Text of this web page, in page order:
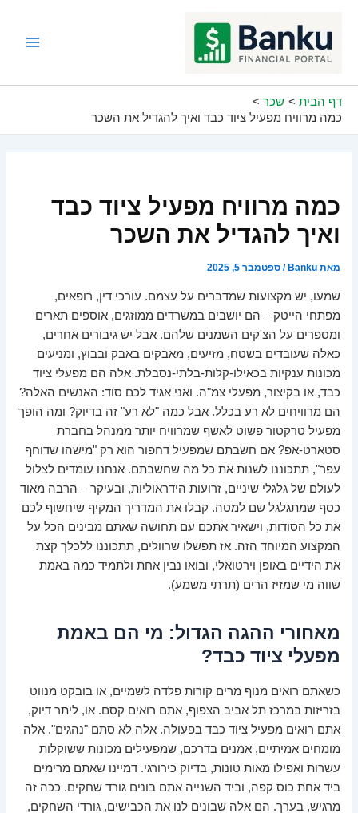
דף הבית
שכר
כמה מרוויח מפעיל ציוד כבד ואיך להגדיל את השכר
כמה מרוויח מפעיל ציוד כבד
ואיך להגדיל את השכר
מאתBanku
/ספטמבר 5, 2025
שמעו, יש מקצועות שמדברים על עצמם. עורכי דין, רופאים,
מפתחי הייטק – הם יושבים במשרדים ממוזגים, אוספים תארים
ומספרים על הצ'קים השמנים שלהם. אבל יש גיבורים אחרים,
כאלה שעובדים בשטח, מזיעים, מאבקים באבק ובבוץ, ומניעים
מכונות ענקיות בכאילו-קלות-בלתי-נסבלת. אלה הם מפעלי ציוד
כבד, או בקיצור, מפעלי צמ"ה. ואני אגיד לכם סוד: האנשים האלה?
הם מרוויחים לא רע בכלל. אבל כמה "לא רע" זה בדיוק? ומה הופך
מפעיל טרקטור פשוט לאשף שמרוויח יותר ממנהל בחברת
סטארט-אפ? אם חשבתם שמפעיל דחפור הוא רק "מישהו שדוחף
עפר", תתכוננו לשנות את כל מה שחשבתם. אנחנו עומדים לצלול
לעולם של גלגלי שיניים, זרועות הידראוליות, ובעיקר – הרבה מאוד
כסף שמתגלגל שם למטה. קבלו את המדריך המקיף שיחשוף לכם
את כל הסודות, וישאיר אתכם עם תחושה שאתם מבינים הכל על
המקצוע המיוחד הזה. אז תפשלו שרוולים, תתכוננו ללכלך קצת
את הידיים באופן וירטואלי, ובואו נבין אחת ולתמיד כמה באמת
שווה מי שמזיז הרים (תרתי משמע).
מאחורי ההגה הגדול: מי הם באמת
מפעלי ציוד כבד?
כשאתם רואים מנוף מרים קורות פלדה לשמיים, או בובקט מנווט
בזריזות במרכז תל אביב הצפוף, אתם רואים קסם. או, ליתר דיוק,
אתם רואים מפעיל ציוד כבד בפעולה. אלה לא סתם "נהגים". אלה
מומחים אמיתיים, אמנים בדרכם, שמפעילים מכונות ששוקלות
עשרות ואפילו מאות טונות, בדיוק כירורגי. דמיינו שאתם מרימים
ביד אחת כוס קפה, וביד השנייה אתם בונים גורד שחקים. ככה זה
מרגיש, בערך. הם אלה שבונים לנו את הכבישים, גורדי השחקים,